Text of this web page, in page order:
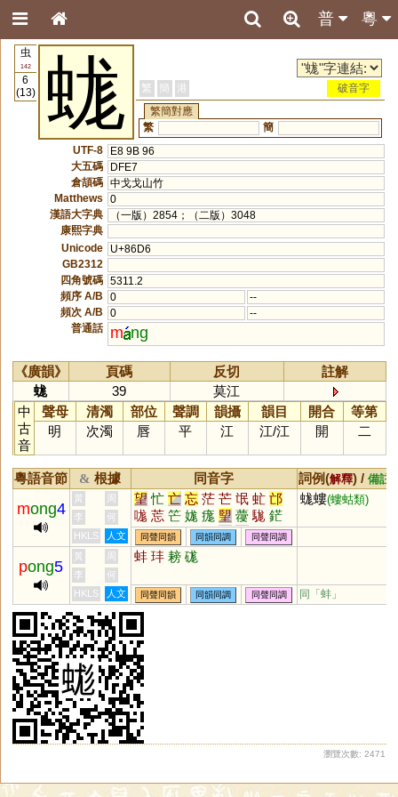
粵
普
虫
142
6
(13)
蛖 繁 簡 港
破音字
繁簡對應
繁
簡
UTF-8
E8 9B 96
大五碼
DFE7
倉頡碼 中戈戈山竹
Matthews
0
漢語大字典
（一版）2854；（二版）3048
康熙字典
Unicode
U+86D6
GB2312
四角號碼 5311.2
頻序 A/B
0
--
頻次 A/B
0
--
普通話
m ng
《廣韻》 頁碼 反切
註解
蛖
39
莫江
中
古
音
聲母 清濁 部位 聲調 韻攝 韻目 開合
等第
明
次濁 唇 平 江 江/江 開 二
粵語音節 & 根據 同音字 詞例(解釋) / 備註
mong4
黃 周 望 忙 亡 忘 茫 芒 氓 虻 邙
哤 莣 笀 娏 痝 朢 蘉 駹 鋩
硭 牻 庬 厖 甿 尨 汒 杗
蛖螻(螻蛄類)
李
何
HKLS
人文 同聲同韻 同韻同調 同聲同調
pong5
黃 周 蚌 玤 耪 硥
李
何
HKLS
人文 同聲同韻 同韻同調 同聲同調 同「蚌 」
瀏覽次數: 2471